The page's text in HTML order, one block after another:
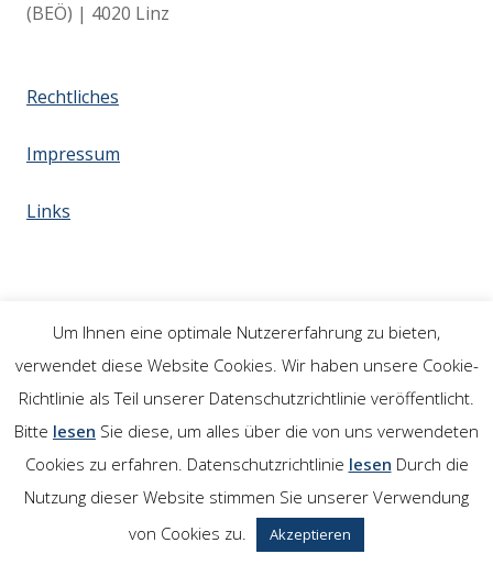
(BEÖ) | 4020 Linz
Rechtliches
Impressum
Links
Um Ihnen eine optimale Nutzererfahrung zu bieten,
verwendet diese Website Cookies. Wir haben unsere Cookie-
Richtlinie als Teil unserer Datenschutzrichtlinie veröffentlicht.
Bitte lesen Sie diese, um alles über die von uns verwendeten
Cookies zu erfahren. Datenschutzrichtlinie lesen Durch die
Nutzung dieser Website stimmen Sie unserer Verwendung
von Cookies zu.
Akzeptieren